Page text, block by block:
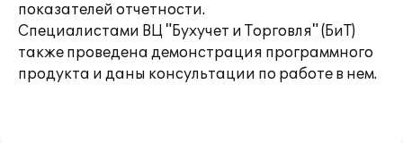
показателей отчетности.
Специалистами ВЦ "Бухучет и Торговля" (БиТ)
также проведена демонстрация программного
продукта и даны консультации по работе в нем.